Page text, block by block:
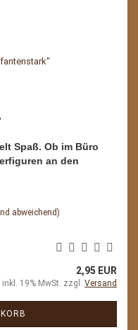
Spaß. Ob im Büro
an den
abweichend)
2,95 EUR
inkl. 19% MwSt. zzgl. Versand